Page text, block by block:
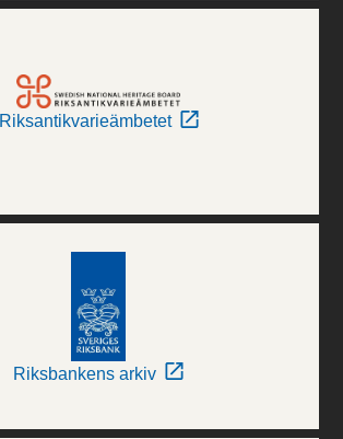
Riksantikvarieämbetet
Riksbankens arkiv